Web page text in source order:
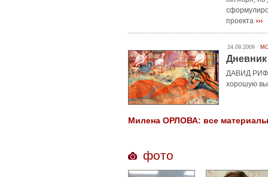
проекта ›››
24.09.2009 ·
ДАВИД РИФФ
хорошую
Милена ОРЛОВА: все материалы
фото